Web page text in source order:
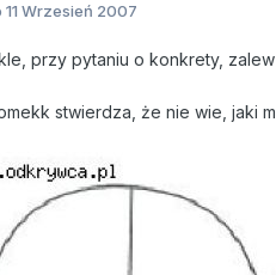
11 Wrzesień 2007
przy pytaniu o konkrety,
stwierdza, że nie wie, jaki